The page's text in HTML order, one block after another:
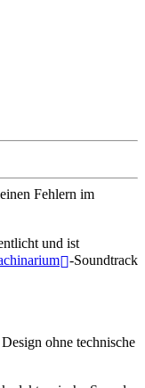
Fehlern im
und ist
-Soundtrack
ohne technische